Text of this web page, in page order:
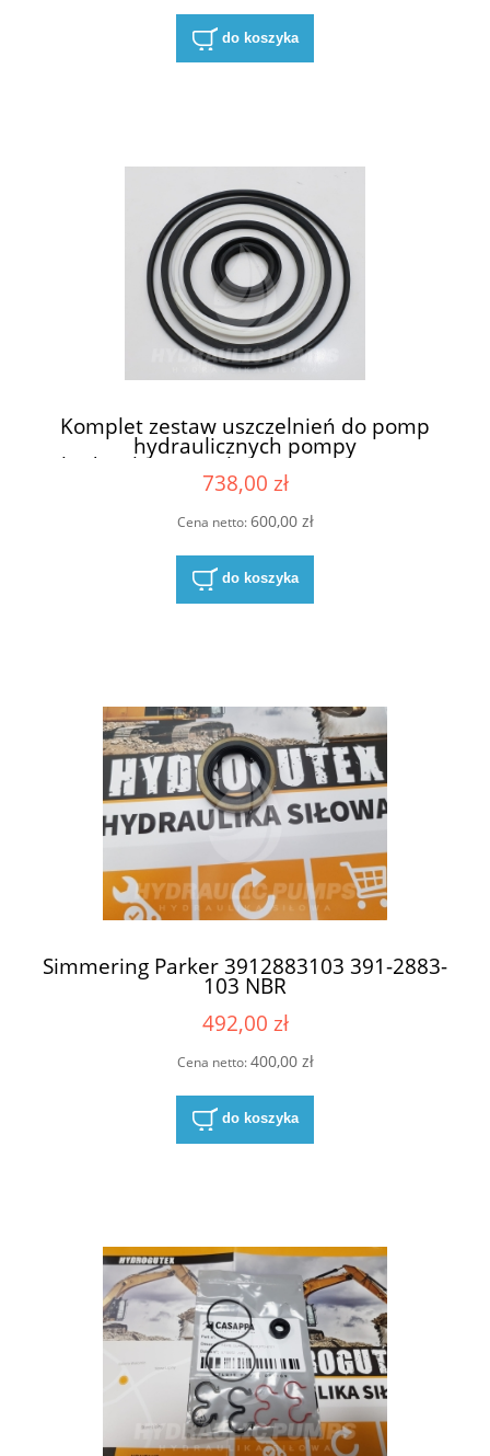
do koszyka
Komplet zestaw uszczelnień do pomp
hydraulicznych pompy
hydraulicznejParker Denison T6C 022
1R00 B1 024-03088-0 NBR
738,00 zł
Cena netto:600,00 zł
do koszyka
Simmering Parker 3912883103 391-2883-
103 NBR
492,00 zł
Cena netto:400,00 zł
do koszyka